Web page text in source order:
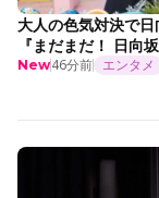
大人の色気対決で
『まだまだ！ 日向
New46分前 エンタメ